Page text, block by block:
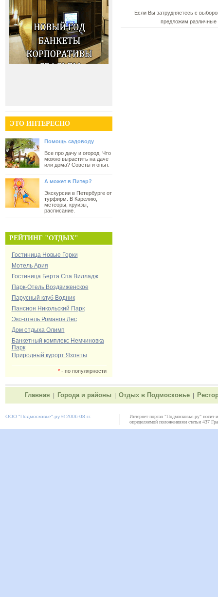
ЭТО ИНТЕРЕСНО
Помощь садоводу
Все про дачу и огород. Что
можно вырастить на даче
или дома? Советы и опыт.
А может в Питер?
Экскурсии в Петербурге от
турфирм. В Карелию,
метеоры, круизы,
расписание.
РЕЙТИНГ "ОТДЫХ"
Гостиница Новые Горки
Мотель Ария
Гостиница Берта Спа Вилладж
Парк-Отель Воздвиженское
Парусный клуб Водник
Пансион Никольский Парк
Эко-отель Романов Лес
Дом отдыха Олимп
Банкетный комплекс Немчиновка
Парк
Природный курорт Яхонты
*- по популярности
Если Вы затрудняетесь с
предложим различные
Главная Города и районы Отдых в Подмосковье
ООО "Подмосковье" .ру © 2006-08 гг.
Интернет портал "Подмосковье.ру" носит
определяемой положениями статьи 437